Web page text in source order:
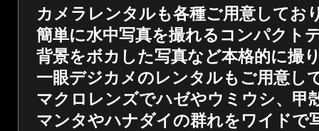
カメラレンタルも各種ご用意してお
簡単に水中写真を撮れるコンパクト
背景をボカした写真など本格的に撮
一眼デジカメのレンタルもご用意し
マクロレンズでハゼやウミウシ、甲
マンタやハナダイの群れをワイドで